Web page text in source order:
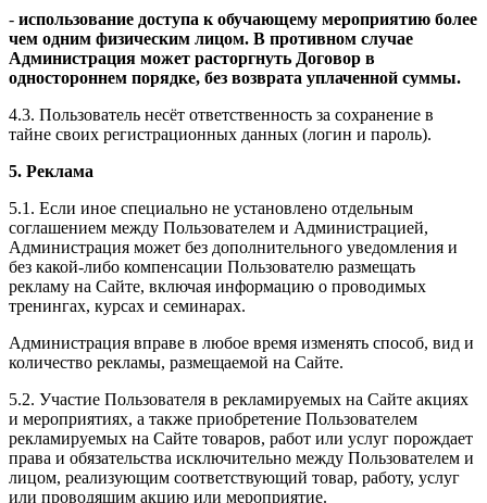
- использование доступа к обучающему мероприятию более
чем одним физическим лицом. В противном случае
Администрация может расторгнуть Договор в
одностороннем порядке, без возврата уплаченной суммы.
4.3. Пользователь несёт ответственность за сохранение в
тайне своих регистрационных данных (логин и пароль).
5. Реклама
5.1. Если иное специально не установлено отдельным
соглашением между Пользователем и Администрацией,
Администрация может без дополнительного уведомления и
без какой-либо компенсации Пользователю размещать
рекламу на Сайте, включая информацию о проводимых
тренингах, курсах и семинарах.
Администрация вправе в любое время изменять способ, вид и
количество рекламы, размещаемой на Сайте.
5.2. Участие Пользователя в рекламируемых на Сайте акциях
и мероприятиях, а также приобретение Пользователем
рекламируемых на Сайте товаров, работ или услуг порождает
права и обязательства исключительно между Пользователем и
лицом, реализующим соответствующий товар, работу, услуг
или проводящим акцию или мероприятие.